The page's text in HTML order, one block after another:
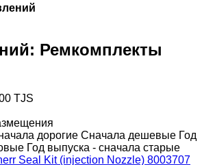
Ремкомплекты
TJS
дорогие Сначала дешевые Год
Год выпуска - сначала старые